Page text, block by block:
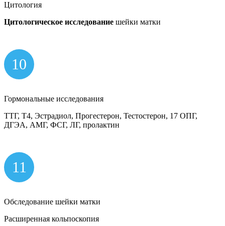
Цитология
Цитологическое исследование шейки матки
10
Гормональные исследования
ТТГ, Т4, Эстрадиол, Прогестерон, Тестостерон, 17 ОПГ,
ДГЭА, АМГ, ФСГ, ЛГ, пролактин
11
Обследование шейки матки
Расширенная кольпоскопия